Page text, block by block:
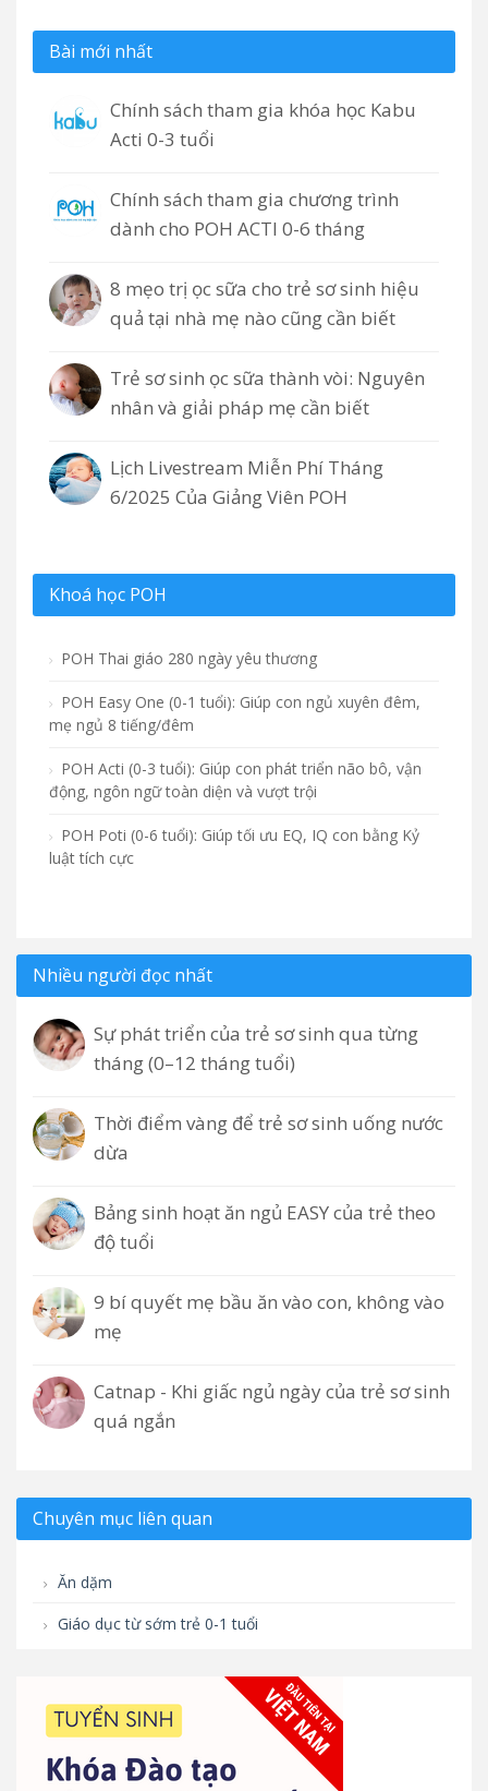
Bài mới nhất
Chính sách tham gia khóa học Kabu
Acti 0-3 tuổi
Chính sách tham gia chương trình
dành cho POH ACTI 0-6 tháng
8 mẹo trị ọc sữa cho trẻ sơ sinh hiệu
quả tại nhà mẹ nào cũng cần biết
Trẻ sơ sinh ọc sữa thành vòi: Nguyên
nhân và giải pháp mẹ cần biết
Lịch Livestream Miễn Phí Tháng
6/2025 Của Giảng Viên POH
Khoá học POH
POH Thai giáo 280 ngày yêu thương
POH Easy One (0-1 tuổi): Giúp con ngủ xuyên đêm,
mẹ ngủ 8 tiếng/đêm
POH Acti (0-3 tuổi): Giúp con phát triển não bô, vận
động, ngôn ngữ toàn diện và vượt trội
POH Poti (0-6 tuổi): Giúp tối ưu EQ, IQ con bằng Kỷ
luật tích cực
Nhiều người đọc nhất
Sự phát triển của trẻ sơ sinh qua từng
tháng (0–12 tháng tuổi)
Thời điểm vàng để trẻ sơ sinh uống nước
dừa
Bảng sinh hoạt ăn ngủ EASY của trẻ theo
độ tuổi
9 bí quyết mẹ bầu ăn vào con, không vào
mẹ
Catnap - Khi giấc ngủ ngày của trẻ sơ sinh
quá ngắn
Chuyên mục liên quan
Ăn dặm
Giáo dục từ sớm trẻ 0-1 tuổi